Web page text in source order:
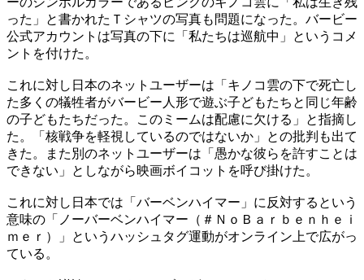
った」と書かれたＴシャツの写真も問題になった。バービー
公式アカウントは写真の下に「私たちは巡航中」というコメ
ントを付けた。
これに対し日本のネットユーザーは「キノコ雲の下で死亡し
た多くの犠牲者がバービー人形で遊ぶ子どもたちと同じ年齢
の子どもたちだった。このミームは配慮に欠ける」と指摘し
た。「核戦争を軽視しているのではないか」との批判も出て
きた。また別のネットユーザーは「愚かな彼らを許すことは
できない」としながら映画ボイコットを呼び掛けた。
これに対し日本では「バーベンハイマー」に反対するという
意味の「ノーバーベンハイマー（＃ＮｏＢａｒｂｅｎｈｅｉ
ｍｅｒ）」というハッシュタグ運動がオンライン上で広がっ
ている。